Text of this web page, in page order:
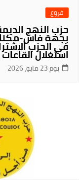
فروع
حزب النهج
بجهة فاس-
في الحزب
استغلال
يوم 23 مايو، 2026